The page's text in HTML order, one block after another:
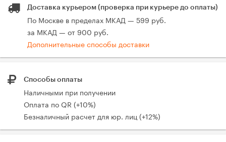
Доставка курьером (проверка при курьере до оплаты)
По Москве в пределах МКАД — 599 руб.
за МКАД — от 900 руб.
Дополнительные способы доставки
Способы оплаты
Наличными при получении
Оплата по QR (+10%)
Безналичный расчет для юр. лиц (+12%)